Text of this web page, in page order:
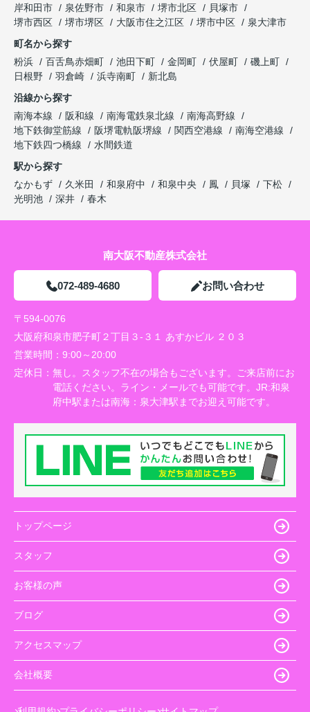
岸和田市
泉佐野市 和泉市 堺市北区
貝塚市
堺市西区
堺市堺区 大阪市住之江区 堺市中区
泉大津市
町名から探す
粉浜
百舌鳥赤畑町 池田下町 金岡町 伏屋町
磯上町
日根野
羽倉崎 浜寺南町
新北島
沿線から探す
南海本線
阪和線 南海電鉄泉北線
南海高野線
地下鉄御堂筋線
阪堺電軌阪堺線 関西空港線
南海空港線
地下鉄四つ橋線
水間鉄道
駅から探す
なかもず
久米田 和泉府中 和泉中央 鳳 貝塚
下松
光明池
深井 春木
南大阪不動産株式会社
072-489-4680 お問い合わせ
〒594-0076
大阪府和泉市肥子町２丁目３-３１ あすかビル ２０３
営業時間： 9:00～20:00
定休日： 無し。スタッフ不在の場合もございます。ご来店前にお
電話ください。ライン・メールでも可能です。JR:和泉
府中駅または南海：泉大津駅までお迎え可能です。
トップページ
スタッフ
お客様の声
ブログ
アクセスマップ
会社概要